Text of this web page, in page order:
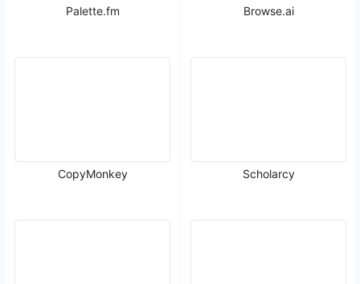
Palette.fm Browse.ai
CopyMonkey Scholarcy